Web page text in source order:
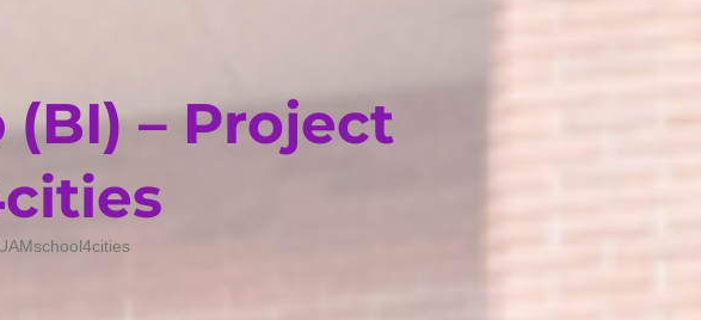
– Project